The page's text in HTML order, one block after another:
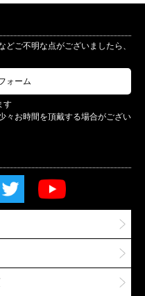
ご不明な点がございましたら、
ォーム
す
々お時間を頂戴する場合がござい